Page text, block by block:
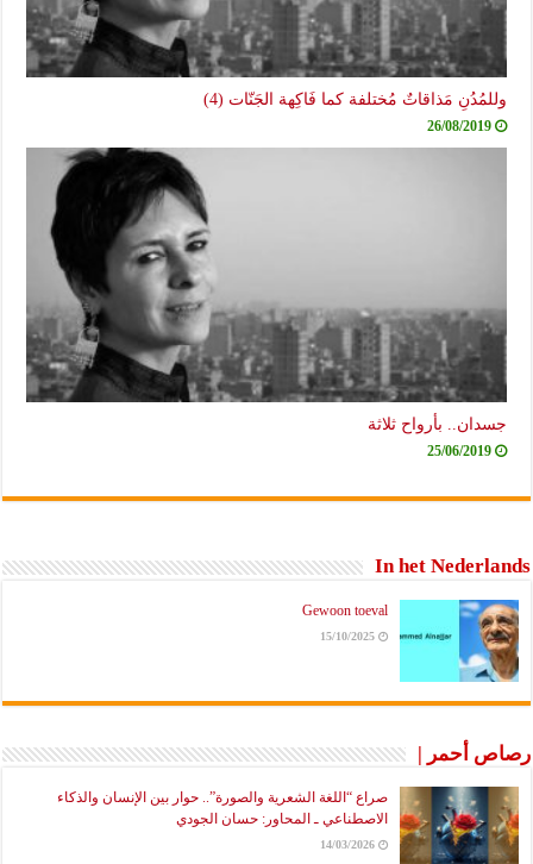
وللمُدُنِ مَذاقاتٌ مُختلفة كما فَاكِهة الجَنّات (4)
26/08/2019
جسدان.. بأرواح ثلاثة
25/06/2019
In het Nederlands
Gewoon toeval
15/10/2025
رصاص أحمر |
صراع “اللغة الشعرية والصورة”.. حوار بين الإنسان والذكاء
الاصطناعي ـ المحاور: حسان الجودي
14/03/2026